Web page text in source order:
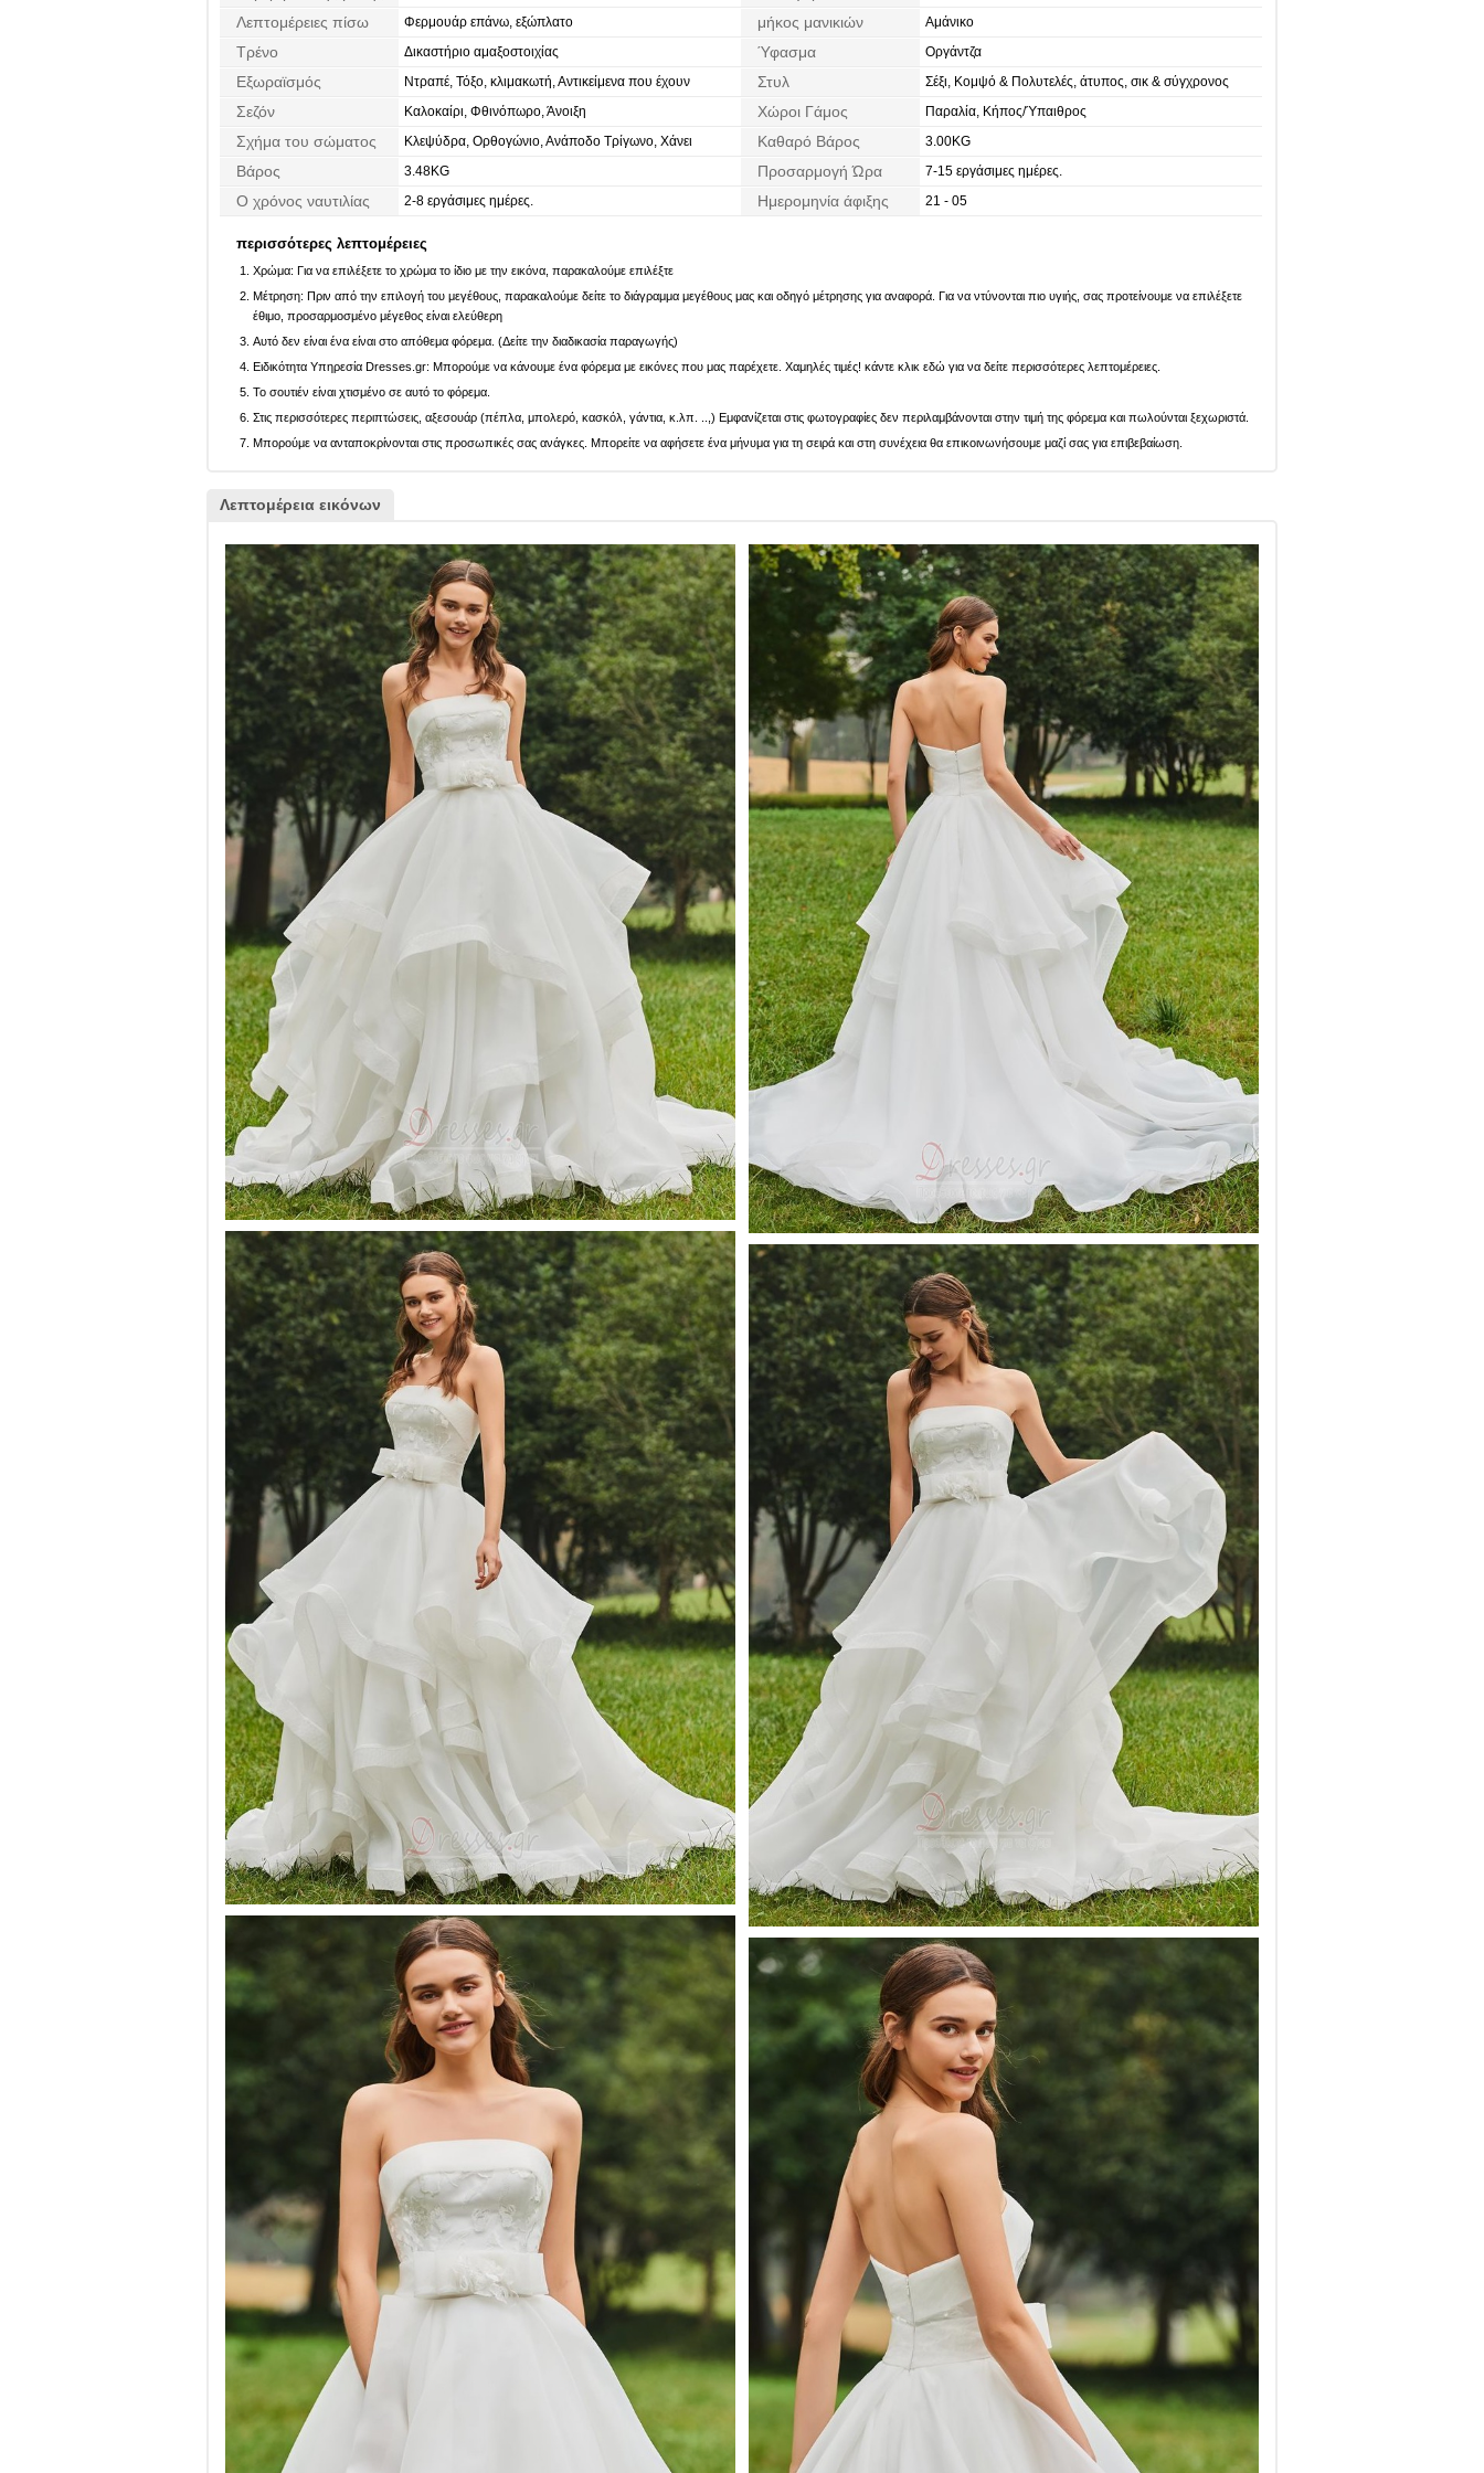
Λεπτομέρειες πίσω Φερμουάρ επάνω, εξώπλατο μήκος μανικιών Αμάνικο
Τρένο Δικαστήριο αμαξοστοιχίας Ύφασμα Οργάντζα
Εξωραϊσμός
Ντραπέ, Τόξο, κλιμακωτή, Αντικείμενα που έχουν
συλλεχθεί, Διαδοχικά Βολάν, Πλισέ
Στυλ Σέξι, Κομψό & Πολυτελές, άτυπος, σικ & σύγχρονος
Σεζόν Καλοκαίρι, Φθινόπωρο, Άνοιξη Χώροι Γάμος Παραλία, Κήπος/Ύπαιθρος
Σχήμα του σώματος Κλεψύδρα, Ορθογώνιο, Ανάποδο Τρίγωνο, Χάνει Καθαρό Βάρος 3.00KG
Βάρος 3.48KG Προσαρμογή Ώρα 7-15 εργάσιμες ημέρες.
Ο χρόνος ναυτιλίας 2-8 εργάσιμες ημέρες. Ημερομηνία άφιξης 21 - 05
περισσότερες λεπτομέρειες
Χρώμα: Για να επιλέξετε το χρώμα το ίδιο με την εικόνα, παρακαλούμε επιλέξτε
Μέτρηση: Πριν από την επιλογή του μεγέθους, παρακαλούμε δείτε το διάγραμμα μεγέθους μας και οδηγό μέτρησης για αναφορά. Για να ντύνονται πιο υγιής, σας προτείνουμε να επιλέξετε
έθιμο, προσαρμοσμένο μέγεθος είναι ελεύθερη
Αυτό δεν είναι ένα είναι στο απόθεμα φόρεμα. (Δείτε την διαδικασία παραγωγής)
Ειδικότητα Υπηρεσία Dresses.gr: Μπορούμε να κάνουμε ένα φόρεμα με εικόνες που μας παρέχετε. Χαμηλές τιμές! κάντε κλικ εδώ για να δείτε περισσότερες λεπτομέρειες.
Το σουτιέν είναι χτισμένο σε αυτό το φόρεμα.
Στις περισσότερες περιπτώσεις, αξεσουάρ (πέπλα, μπολερό, κασκόλ, γάντια, κ.λπ. ..,) Εμφανίζεται στις φωτογραφίες δεν περιλαμβάνονται στην τιμή της φόρεμα και πωλούνται ξεχωριστά.
Μπορούμε να ανταποκρίνονται στις προσωπικές σας ανάγκες. Μπορείτε να αφήσετε ένα μήνυμα για τη σειρά και στη συνέχεια θα επικοινωνήσουμε μαζί σας για επιβεβαίωση.
Λεπτομέρεια εικόνων